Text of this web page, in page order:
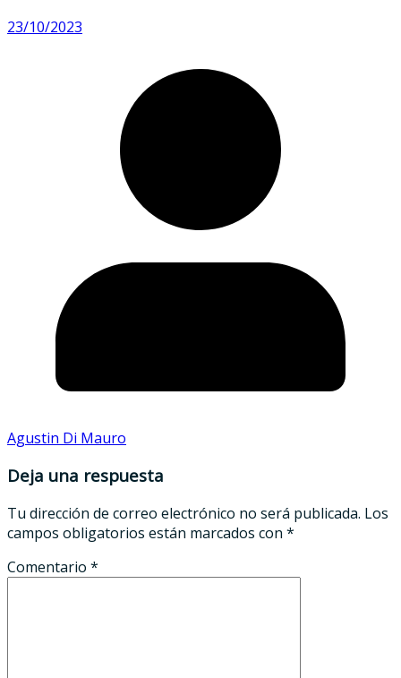
23/10/2023
Agustin Di Mauro
Deja una respuesta
Tu dirección de correo electrónico no será publicada. Los
campos obligatorios están marcados con *
Comentario *